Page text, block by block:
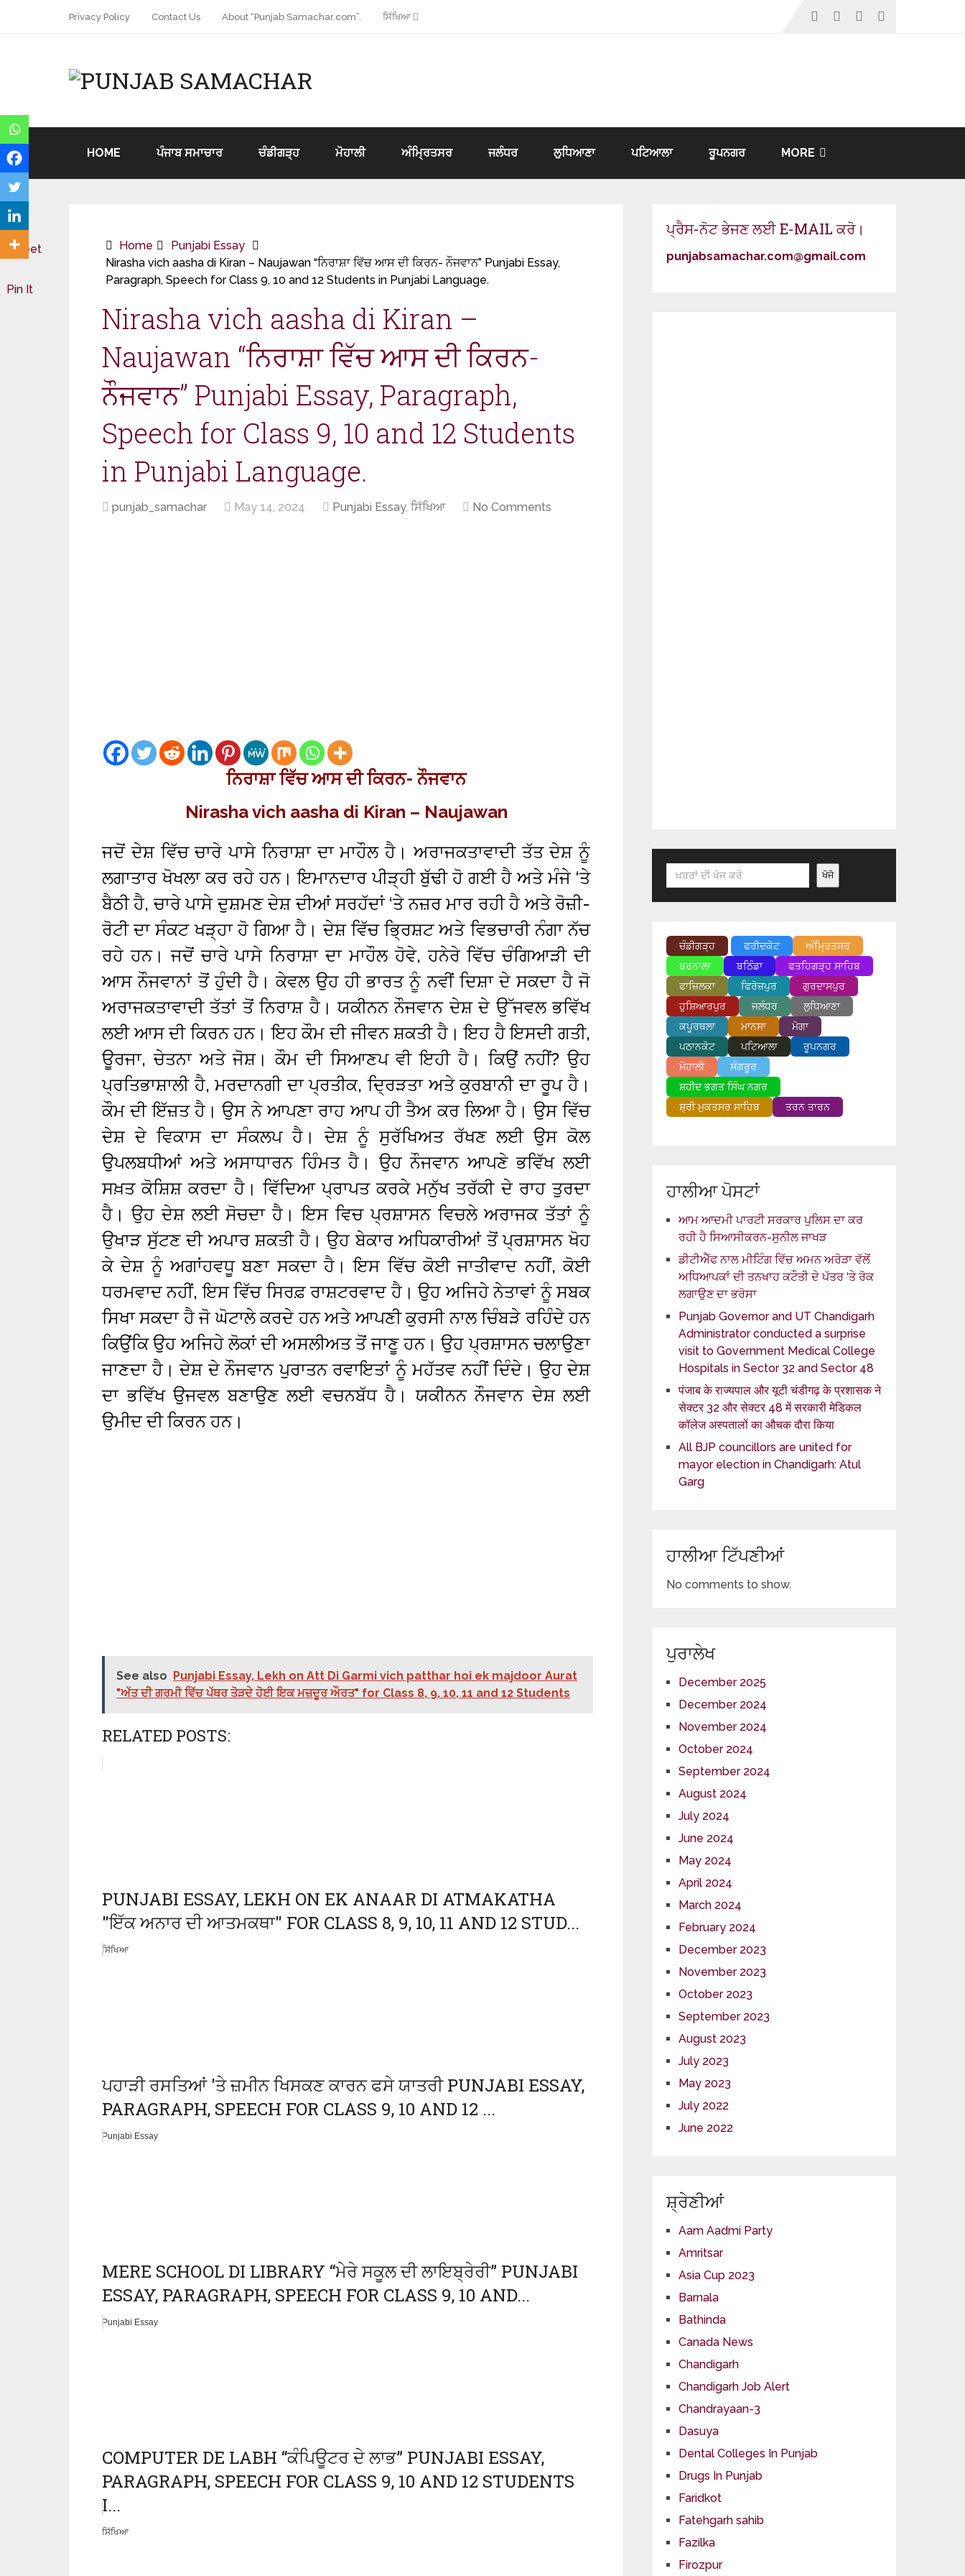
Privacy Policy Contact Us About “Punjab Samachar.com”. ਸਿੱਖਿਆ
HOME ਪੰਜਾਬ ਸਮਾਚਾਰ ਚੰਡੀਗੜ੍ਹ ਮੋਹਾਲੀ ਅੰਮ੍ਰਿਤਸਰ ਜਲੰਧਰ ਲੁਧਿਆਣਾ ਪਟਿਆਲਾ ਰੂਪਨਗਰ MORE
Home
Punjabi Essay
Nirasha vich aasha di Kiran – Naujawan “ਨਿਰਾਸ਼ਾ ਵਿੱਚ ਆਸ ਦੀ ਕਿਰਨ- ਨੌਜਵਾਨ” Punjabi Essay,
Paragraph, Speech for Class 9, 10 and 12 Students in Punjabi Language.
Nirasha vich aasha di Kiran –
Naujawan “ਨਿਰਾਸ਼ਾ ਵਿੱਚ ਆਸ ਦੀ ਕਿਰਨ-
ਨੌਜਵਾਨ” Punjabi Essay, Paragraph,
Speech for Class 9, 10 and 12 Students
in Punjabi Language.
punjab_samachar May 14, 2024 Punjabi Essay, ਸਿੱਖਿਆ No Comments
ਨਿਰਾਸ਼ਾ ਵਿੱਚ ਆਸ ਦੀ ਕਿਰਨ- ਨੌਜਵਾਨ
Nirasha vich aasha di Kiran – Naujawan
ਜਦੋਂ ਦੇਸ਼ ਵਿੱਚ ਚਾਰੇ ਪਾਸੇ ਨਿਰਾਸ਼ਾ ਦਾ ਮਾਹੌਲ ਹੈ। ਅਰਾਜਕਤਾਵਾਦੀ ਤੱਤ ਦੇਸ਼ ਨੂੰ
ਲਗਾਤਾਰ ਖੋਖਲਾ ਕਰ ਰਹੇ ਹਨ। ਇਮਾਨਦਾਰ ਪੀੜ੍ਹੀ ਬੁੱਢੀ ਹੋ ਗਈ ਹੈ ਅਤੇ ਮੰਜੇ ‘ਤੇ
ਬੈਠੀ ਹੈ, ਚਾਰੇ ਪਾਸੇ ਦੁਸ਼ਮਣ ਦੇਸ਼ ਦੀਆਂ ਸਰਹੱਦਾਂ ‘ਤੇ ਨਜ਼ਰ ਮਾਰ ਰਹੀ ਹੈ ਅਤੇ ਰੋਜ਼ੀ-
ਰੋਟੀ ਦਾ ਸੰਕਟ ਖੜ੍ਹਾ ਹੋ ਗਿਆ ਹੈ। ਦੇਸ਼ ਵਿੱਚ ਭ੍ਰਿਸ਼ਟ ਅਤੇ ਵਿਭਚਾਰੀ ਨੰਗਾ ਨੱਚ
ਰਹੇ ਹਨ। ਜਦੋਂ ਚਾਰੇ ਪਾਸੇ ਨਿਰਾਸ਼ਾ ਦਾ ਮਾਹੌਲ ਹੋਵੇ, ਹਨੇਰੇ ਵਿੱਚ ਚੰਗਿਆੜੀ ਦੀ
ਆਸ ਨੌਜਵਾਨਾਂ ਤੋਂ ਹੁੰਦੀ ਹੈ। ਕੇਵਲ ਉਹ ਹੀ ਭਾਰਤ ਨੂੰ ਨਵੀਂ ਦਿਸ਼ਾ ਦੇ ਸਕਦਾ ਹੈ ਜੋ
ਅਰਾਜਕਤਾਵਾਦੀ ਤੱਤਾਂ ਤੋਂ ਨਿਰਾਸ਼ ਹੈ। ਯਕੀਨਨ ਨੌਜਵਾਨ ਦੇਸ਼ ਦੇ ਉੱਜਵਲ ਭਵਿੱਖ
ਲਈ ਆਸ ਦੀ ਕਿਰਨ ਹਨ। ਇਹ ਕੌਮ ਦੀ ਜੀਵਨ ਸ਼ਕਤੀ ਹੈ। ਇਹ ਹੈ ਇਸਦੀ ਗਤੀ,
ਊਰਜਾ, ਚੇਤਨਾ ਅਤੇ ਜੋਸ਼। ਕੌਮ ਦੀ ਸਿਆਣਪ ਵੀ ਇਹੀ ਹੈ। ਕਿਉਂ ਨਹੀਂ? ਉਹ
ਪ੍ਰਤਿਭਾਸ਼ਾਲੀ ਹੈ, ਮਰਦਾਨਗੀ ਦਾ ਪ੍ਰਤੀਕ, ਦ੍ਰਿੜਤਾ ਅਤੇ ਕੁਰਬਾਨੀ ਦਾ ਰੂਪ ਹੈ।
ਕੌਮ ਦੀ ਇੱਜ਼ਤ ਹੈ। ਉਸ ਨੇ ਆਪਣਾ ਰਾਹ ਆਪ ਹੀ ਤੈਅ ਕਰ ਲਿਆ ਹੈ। ਉਸ ਵਿੱਚ
ਦੇਸ਼ ਦੇ ਵਿਕਾਸ ਦਾ ਸੰਕਲਪ ਹੈ। ਦੇਸ਼ ਨੂੰ ਸੁਰੱਖਿਅਤ ਰੱਖਣ ਲਈ ਉਸ ਕੋਲ
ਉਪਲਬਧੀਆਂ ਅਤੇ ਅਸਾਧਾਰਨ ਹਿੰਮਤ ਹੈ। ਉਹ ਨੌਜਵਾਨ ਆਪਣੇ ਭਵਿੱਖ ਲਈ
ਸਖ਼ਤ ਕੋਸ਼ਿਸ਼ ਕਰਦਾ ਹੈ। ਵਿੱਦਿਆ ਪ੍ਰਾਪਤ ਕਰਕੇ ਮਨੁੱਖ ਤਰੱਕੀ ਦੇ ਰਾਹ ਤੁਰਦਾ
ਹੈ। ਉਹ ਦੇਸ਼ ਲਈ ਸੋਚਦਾ ਹੈ। ਇਸ ਵਿਚ ਪ੍ਰਸ਼ਾਸਨ ਵਿਚਲੇ ਅਰਾਜਕ ਤੱਤਾਂ ਨੂੰ
ਉਖਾੜ ਸੁੱਟਣ ਦੀ ਅਪਾਰ ਸ਼ਕਤੀ ਹੈ। ਉਹ ਬੇਕਾਰ ਅਧਿਕਾਰੀਆਂ ਤੋਂ ਪ੍ਰਸ਼ਾਸਨ ਖੋਹ
ਕੇ ਦੇਸ਼ ਨੂੰ ਅਗਾਂਹਵਧੂ ਬਣਾ ਸਕਦਾ ਹੈ। ਇਸ ਵਿੱਚ ਕੋਈ ਜਾਤੀਵਾਦ ਨਹੀਂ, ਕੋਈ
ਧਰਮਵਾਦ ਨਹੀਂ, ਇਸ ਵਿੱਚ ਸਿਰਫ਼ ਰਾਸ਼ਟਰਵਾਦ ਹੈ। ਉਹ ਅਜਿਹੇ ਨੇਤਾਵਾਂ ਨੂੰ ਸਬਕ
ਸਿਖਾ ਸਕਦਾ ਹੈ ਜੋ ਘੋਟਾਲੇ ਕਰਦੇ ਹਨ ਅਤੇ ਆਪਣੀ ਕੁਰਸੀ ਨਾਲ ਚਿੰਬੜੇ ਰਹਿੰਦੇ ਹਨ
ਕਿਉਂਕਿ ਉਹ ਅਜਿਹੇ ਲੋਕਾਂ ਦੀ ਅਸਲੀਅਤ ਤੋਂ ਜਾਣੂ ਹਨ। ਉਹ ਪ੍ਰਸ਼ਾਸਨ ਚਲਾਉਣਾ
ਜਾਣਦਾ ਹੈ। ਦੇਸ਼ ਦੇ ਨੌਜਵਾਨ ਪੁਰਾਤਨ ਰਵਾਇਤਾਂ ਨੂੰ ਮਹੱਤਵ ਨਹੀਂ ਦਿੰਦੇ। ਉਹ ਦੇਸ਼
ਦਾ ਭਵਿੱਖ ਉਜਵਲ ਬਣਾਉਣ ਲਈ ਵਚਨਬੱਧ ਹੈ। ਯਕੀਨਨ ਨੌਜਵਾਨ ਦੇਸ਼ ਲਈ
ਉਮੀਦ ਦੀ ਕਿਰਨ ਹਨ।
See also Punjabi Essay, Lekh on Att Di Garmi vich patthar hoi ek majdoor Aurat
"ਅੱਤ ਦੀ ਗਰਮੀ ਵਿੱਚ ਪੱਥਰ ਤੋੜਦੇ ਹੋਈ ਇਕ ਮਜ਼ਦੂਰ ਔਰਤ" for Class 8, 9, 10, 11 and 12 Students
RELATED POSTS:
PUNJABI ESSAY, LEKH ON EK ANAAR DI ATMAKATHA
"ਇੱਕ ਅਨਾਰ ਦੀ ਆਤਮਕਥਾ" FOR CLASS 8, 9, 10, 11 AND 12 STUD...
ਸਿੱਖਿਆ
ਪਹਾੜੀ ਰਸਤਿਆਂ 'ਤੇ ਜ਼ਮੀਨ ਖਿਸਕਣ ਕਾਰਨ ਫਸੇ ਯਾਤਰੀ PUNJABI ESSAY,
PARAGRAPH, SPEECH FOR CLASS 9, 10 AND 12 ...
Punjabi Essay
MERE SCHOOL DI LIBRARY “ਮੇਰੇ ਸਕੂਲ ਦੀ ਲਾਇਬ੍ਰੇਰੀ” PUNJABI
ESSAY, PARAGRAPH, SPEECH FOR CLASS 9, 10 AND...
Punjabi Essay
COMPUTER DE LABH “ਕੰਪਿਊਟਰ ਦੇ ਲਾਭ” PUNJABI ESSAY,
PARAGRAPH, SPEECH FOR CLASS 9, 10 AND 12 STUDENTS
I...
ਸਿੱਖਿਆ
Tweet
Pin It
ਪ੍ਰੈਸ-ਨੋਟ ਭੇਜਣ ਲਈ E-MAIL ਕਰੋ।
punjabsamachar.com@gmail.com
Search ਖੋਜੋ
ਚੰਡੀਗੜ੍ਹ ਫਰੀਦਕੋਟ
ਅੰਮ੍ਰਿਤਸਰ
ਬਰਨਾਲਾ
ਬਠਿੰਡਾ
ਫਤਹਿਗੜ੍ਹ ਸਾਹਿਬ
ਫਾਜ਼ਿਲਕਾ
ਫਿਰੋਜ਼ਪੁਰ
ਗੁਰਦਾਸਪੁਰ
ਹੁਸ਼ਿਆਰਪੁਰ
ਜਲੰਧਰ
ਲੁਧਿਆਣਾ
ਕਪੂਰਥਲਾ
ਮਾਨਸਾ
ਮੋਗਾ
ਪਠਾਨਕੋਟ
ਪਟਿਆਲਾ
ਰੂਪਨਗਰ
ਮੋਹਾਲੀ
ਸੰਗਰੂਰ
ਸ਼ਹੀਦ ਭਗਤ ਸਿੰਘ ਨਗਰ
ਸ਼੍ਰੀ ਮੁਕਤਸਰ ਸਾਹਿਬ
ਤਰਨ ਤਾਰਨ
ਹਾਲੀਆ ਪੋਸਟਾਂ
ਆਮ ਆਦਮੀ ਪਾਰਟੀ ਸਰਕਾਰ ਪੁਲਿਸ ਦਾ ਕਰ
ਰਹੀ ਹੈ ਸਿਆਸੀਕਰਨ-ਸੁਨੀਲ ਜਾਖੜ
ਡੀਟੀਐੱਫ ਨਾਲ ਮੀਟਿੰਗ ਵਿੱਚ ਅਮਨ ਅਰੋੜਾ ਵੱਲੋਂ
ਅਧਿਆਪਕਾਂ ਦੀ ਤਨਖਾਹ ਕਟੌਤੀ ਦੇ ਪੱਤਰ ‘ਤੇ ਰੋਕ
ਲਗਾਉਣ ਦਾ ਭਰੋਸਾ
Punjab Governor and UT Chandigarh
Administrator conducted a surprise
visit to Government Medical College
Hospitals in Sector 32 and Sector 48
पंजाब के राज्यपाल और यूटी चंडीगढ़ के प्रशासक ने
सेक्टर 32 और सेक्टर 48 में सरकारी मेडिकल
कॉलेज अस्पतालों का औचक दौरा किया
All BJP councillors are united for
mayor election in Chandigarh: Atul
Garg
ਹਾਲੀਆ ਟਿੱਪਣੀਆਂ
No comments to show.
ਪੁਰਾਲੇਖ
December 2025
December 2024
November 2024
October 2024
September 2024
August 2024
July 2024
June 2024
May 2024
April 2024
March 2024
February 2024
December 2023
November 2023
October 2023
September 2023
August 2023
July 2023
May 2023
July 2022
June 2022
ਸ਼੍ਰੇਣੀਆਂ
Aam Aadmi Party
Amritsar
Asia Cup 2023
Barnala
Bathinda
Canada News
Chandigarh
Chandigarh Job Alert
Chandrayaan-3
Dasuya
Dental Colleges In Punjab
Drugs In Punjab
Faridkot
Fatehgarh sahib
Fazilka
Firozpur